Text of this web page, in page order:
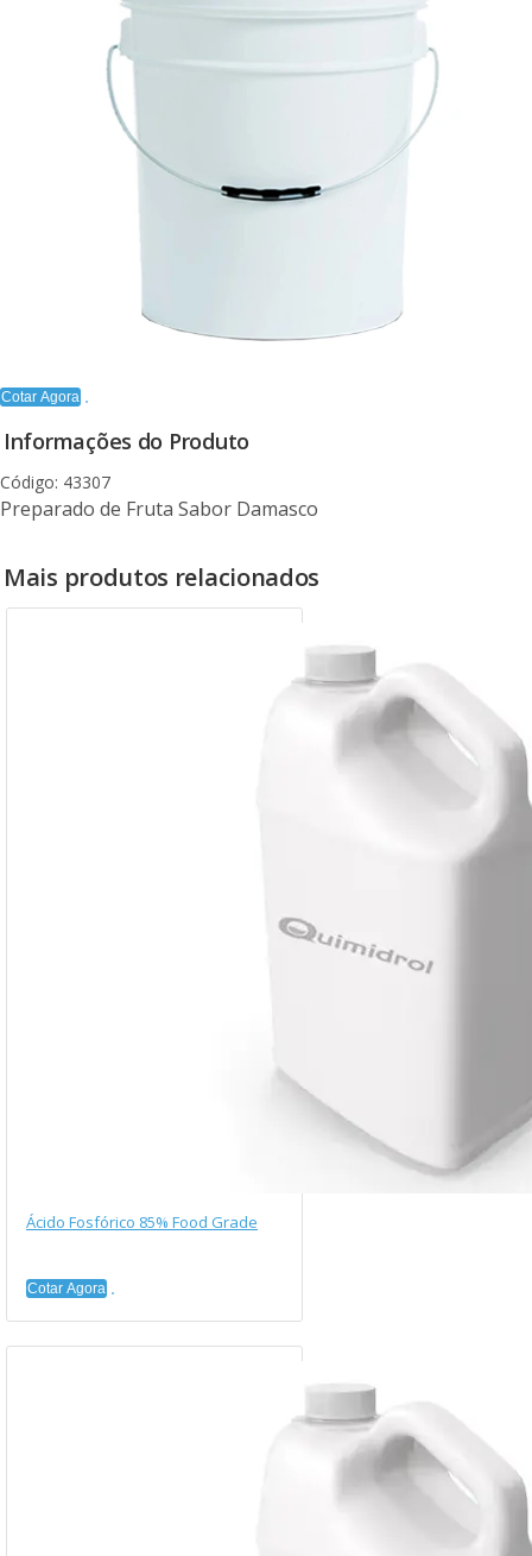
Cotar Agora
Informações do Produto
Código: 43307
Preparado de Fruta Sabor Damasco
Mais produtos relacionados
Ácido Fosfórico 85% Food Grade
Cotar Agora